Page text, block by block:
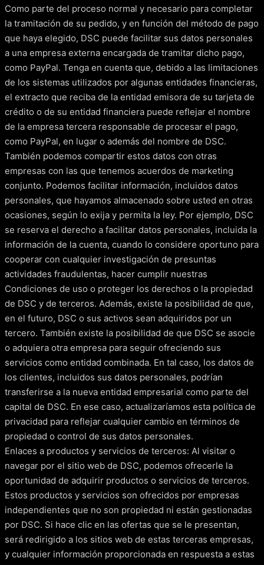
Como parte del proceso normal y necesario para completar
la tramitación de su pedido, y en función del método de pago
que haya elegido, DSC puede facilitar sus datos personales
a una empresa externa encargada de tramitar dicho pago,
como PayPal. Tenga en cuenta que, debido a las limitaciones
de los sistemas utilizados por algunas entidades financieras,
el extracto que reciba de la entidad emisora de su tarjeta de
crédito o de su entidad financiera puede reflejar el nombre
de la empresa tercera responsable de procesar el pago,
como PayPal, en lugar o además del nombre de DSC.
También podemos compartir estos datos con otras
empresas con las que tenemos acuerdos de marketing
conjunto. Podemos facilitar información, incluidos datos
personales, que hayamos almacenado sobre usted en otras
ocasiones, según lo exija y permita la ley. Por ejemplo, DSC
se reserva el derecho a facilitar datos personales, incluida la
información de la cuenta, cuando lo considere oportuno para
cooperar con cualquier investigación de presuntas
actividades fraudulentas, hacer cumplir nuestras
Condiciones de uso o proteger los derechos o la propiedad
de DSC y de terceros. Además, existe la posibilidad de que,
en el futuro, DSC o sus activos sean adquiridos por un
tercero. También existe la posibilidad de que DSC se asocie
o adquiera otra empresa para seguir ofreciendo sus
servicios como entidad combinada. En tal caso, los datos de
los clientes, incluidos sus datos personales, podrían
transferirse a la nueva entidad empresarial como parte del
capital de DSC. En ese caso, actualizaríamos esta política de
privacidad para reflejar cualquier cambio en términos de
propiedad o control de sus datos personales.
Enlaces a productos y servicios de terceros: Al visitar o
navegar por el sitio web de DSC, podemos ofrecerle la
oportunidad de adquirir productos o servicios de terceros.
Estos productos y servicios son ofrecidos por empresas
independientes que no son propiedad ni están gestionadas
por DSC. Si hace clic en las ofertas que se le presentan,
será redirigido a los sitios web de estas terceras empresas,
y cualquier información proporcionada en respuesta a estas